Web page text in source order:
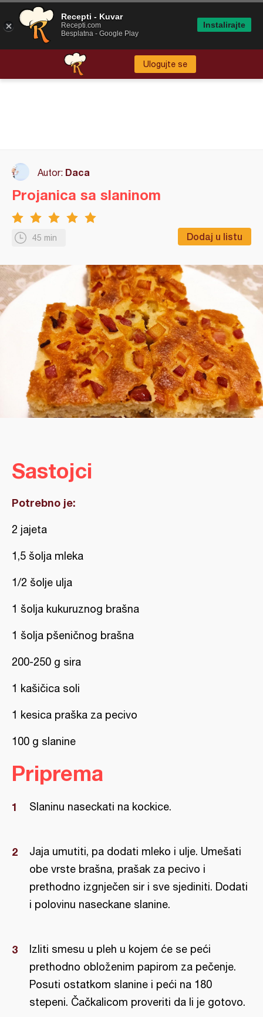
Ulogujte se
Autor: Daca
45 min Dodaj u listu
Projanica sa slaninom
Sastojci
Potrebno je:
2 jajeta
1,5 šolja mleka
1/2 šolje ulja
1 šolja kukuruznog brašna
1 šolja pšeničnog brašna
200-250 g sira
1 kašičica soli
1 kesica praška za pecivo
100 g slanine
Priprema
Slaninu naseckati na kockice.
Jaja umutiti, pa dodati mleko i ulje. Umešati
obe vrste brašna, prašak za pecivo i
prethodno izgnječen sir i sve sjediniti. Dodati
i polovinu naseckane slanine.
Izliti smesu u pleh u kojem će se peći
prethodno obloženim papirom za pečenje.
Posuti ostatkom slanine i peći na 180
stepeni. Čačkalicom proveriti da li je gotovo.
Recepti - Kuvar
Recepti.com
Besplatna - Google Play
Instalirajte